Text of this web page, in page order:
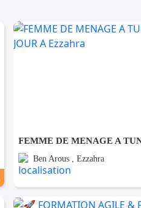
Ben Arous , Ezzahra